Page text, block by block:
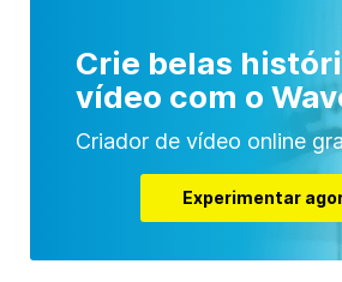
Crie belas
vídeo com o
Criador de vídeo online
Experimentar